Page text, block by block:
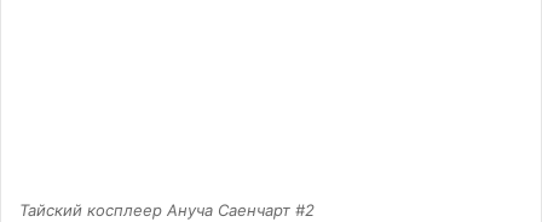
Тайский косплеер Ануча Саенчарт #2